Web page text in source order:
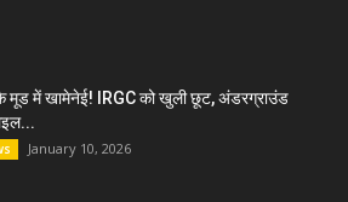
मूड में खामेनेई! IRGC को खुली छूट, अंडरग्राउंड
January 10, 2026